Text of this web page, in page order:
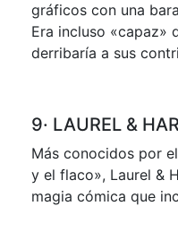
gráficos con una
Era incluso «capaz»
derribaría a sus
9· LAUREL &
Más conocidos por
y el flaco», Laurel &
magia cómica que